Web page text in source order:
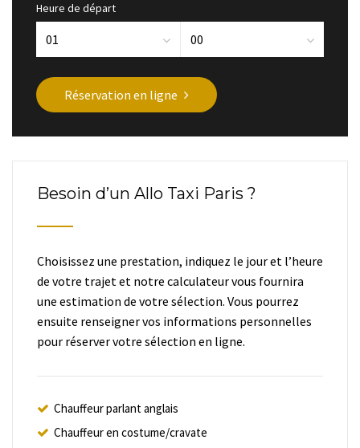
Heure de départ
Réservation en ligne
Besoin d’un Allo Taxi Paris ?
Choisissez une prestation, indiquez le jour et l’heure
de votre trajet et notre calculateur vous fournira
une estimation de votre sélection. Vous pourrez
ensuite renseigner vos informations personnelles
pour réserver votre sélection en ligne.
Chauffeur parlant anglais
Chauffeur en costume/cravate